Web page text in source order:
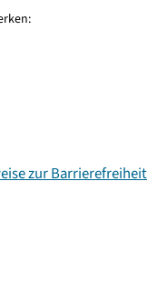
zur Barrierefreiheit